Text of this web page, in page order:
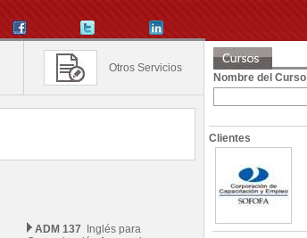
Otros Servicios
ADM 137 Inglés para
Nombre del Curso
Clientes